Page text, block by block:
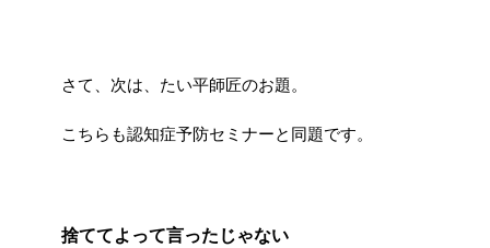
さて、次は、たい平師匠のお題。
こちらも認知症予防セミナーと同題です。
捨ててよって言ったじゃない